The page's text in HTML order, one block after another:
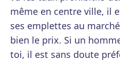
même en centre ville, il
ses emplettes au
bien le prix. Si un
toi, il est sans doute